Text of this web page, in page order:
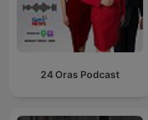
24 Oras Podcast